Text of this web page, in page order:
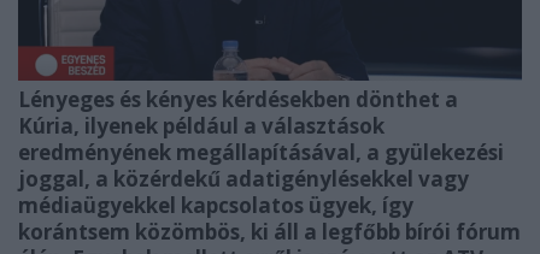
Lényeges és kényes kérdésekben dönthet a
Kúria, ilyenek például a választások
eredményének megállapításával, a gyülekezési
joggal, a közérdekű adatigénylésekkel vagy
médiaügyekkel kapcsolatos ügyek, így
korántsem közömbös, ki áll a legfőbb bírói fórum